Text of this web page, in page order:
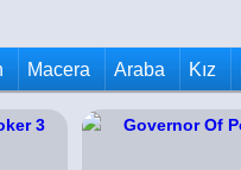
Macera Araba Kız